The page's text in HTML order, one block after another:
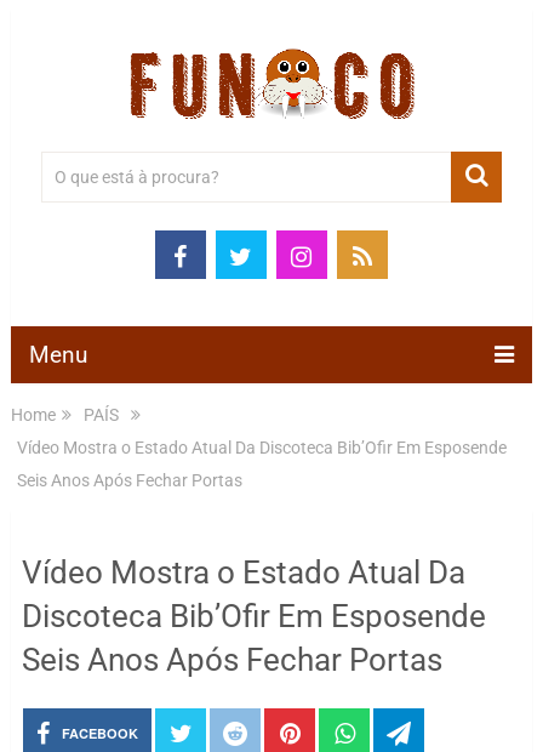
Menu
Home
PAÍS
Vídeo Mostra o Estado Atual Da Discoteca Bib’Ofir Em Esposende
Seis Anos Após Fechar Portas
Vídeo Mostra o Estado Atual Da
Discoteca Bib’Ofir Em Esposende
Seis Anos Após Fechar Portas
FACEBOOK